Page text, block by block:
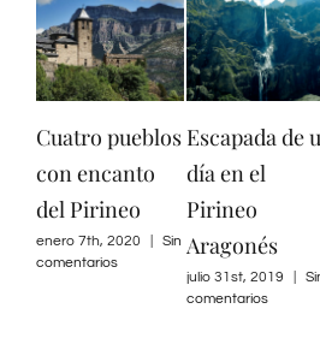
Escapada de un
día en el
Pirineo
Aragonés
Los Pirineos
en Bicicleta –
Roca Nevada
Resort
abril 1st, 2019
Sin
comentarios